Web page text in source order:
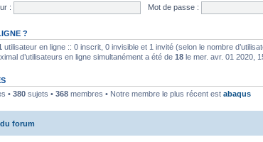
:
Mot de passe :
?
utilisateur en ligne :: 0 inscrit, 0 invisible et 1 invité (selon le nombre
d’utilisateurs en ligne simultanément a été de 18 le mer. avr. 01 2020,
• 380 sujets • 368 membres • Notre membre le plus récent est abaqus
forum